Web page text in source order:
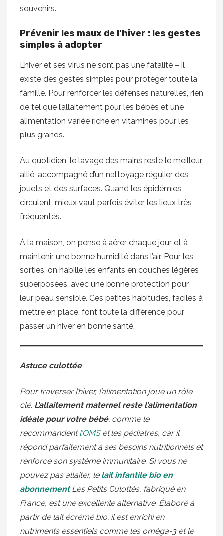
souvenirs.
Prévenir les maux de l’hiver : les gestes
simples à adopter
L’hiver et ses virus ne sont pas une fatalité – il
existe des gestes simples pour protéger toute la
famille. Pour renforcer les défenses naturelles, rien
de tel que l’allaitement pour les bébés et une
alimentation variée riche en vitamines pour les
plus grands.
Au quotidien, le lavage des mains reste le meilleur
allié, accompagné d’un nettoyage régulier des
jouets et des surfaces. Quand les épidémies
circulent, mieux vaut parfois éviter les lieux très
fréquentés.
À la maison, on pense à aérer chaque jour et à
maintenir une bonne humidité dans l’air. Pour les
sorties, on habille les enfants en couches légères
superposées, avec une bonne protection pour
leur peau sensible. Ces petites habitudes, faciles à
mettre en place, font toute la différence pour
passer un hiver en bonne santé.
Astuce culottée
Pour traverser l’hiver, l’alimentation joue un rôle
clé. L’allaitement maternel reste l’alimentation
idéale pour votre bébé, comme le
recommandentl’OMSet les pédiatres, car il
répond parfaitement à ses besoins nutritionnels et
renforce son système immunitaire. Si vous ne
pouvez pas allaiter, le lait infantile bio en
abonnementLes Petits Culottés, fabriqué en
France, est une excellente alternative. Élaboré à
partir de lait écrémé bio, il est enrichi en
nutriments essentiels comme les oméga-3 et le